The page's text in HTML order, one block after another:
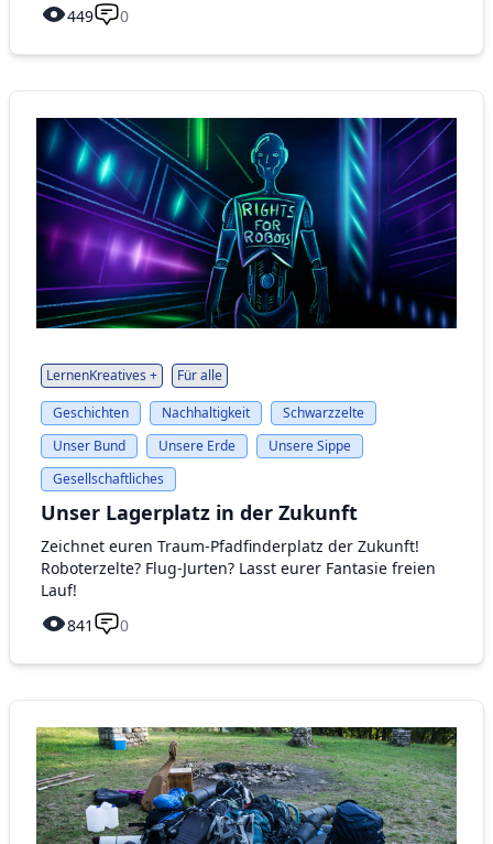
449
0
LernenKreatives +
Für alle
Geschichten
Nachhaltigkeit
Schwarzzelte
Unser Bund
Unsere Erde
Unsere Sippe
Gesellschaftliches
Unser Lagerplatz in der Zukunft
Zeichnet euren Traum-Pfadfinderplatz der Zukunft!
Roboterzelte? Flug-Jurten? Lasst eurer Fantasie freien
Lauf!
841
0